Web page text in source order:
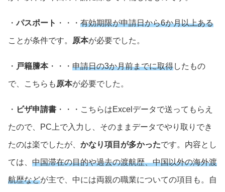
・パスポート ・・・ 有効期限が申請日から6か月以上ある
ことが条件です。 原本が必要でした。
・ 戸籍謄本・・・ 申請日の3か月前までに取得したもの
で、こちらも 原本が必要でした。
・ ビザ申請書 ・・・こちらはExcelデータで送ってもらえ
たので、PC上で入力し、そのままデータでやり取りでき
たのは楽でしたが、 かなり項目が多かったです。内容とし
ては、 中国滞在の目的や過去の渡航歴、中国以外の海外渡
航歴などが主で、中には両親の職業についての項目も。自